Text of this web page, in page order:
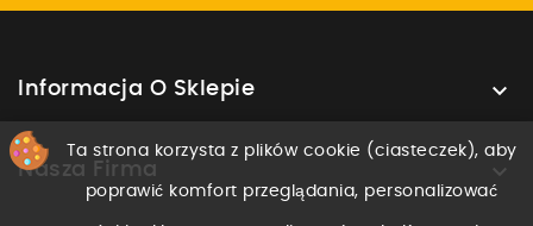
Informacja O Sklepie 
Nasza Firma 
Ta strona korzysta z plików cookie (ciasteczek), aby
poprawić komfort przeglądania, personalizować